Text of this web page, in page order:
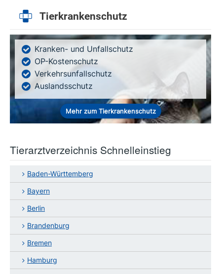
Tierkrankenschutz
Kranken- und Unfallschutz
OP-Kostenschutz
Verkehrsunfallschutz
Auslandsschutz
Mehr zum Tierkrankenschutz
Tierarztverzeichnis Schnelleinstieg
Baden-Württemberg
Bayern
Berlin
Brandenburg
Bremen
Hamburg